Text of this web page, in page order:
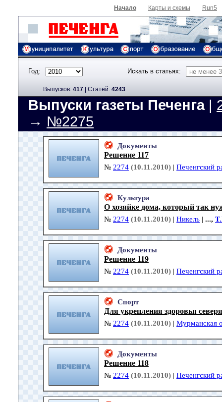
Начало Карты и схемы Run5
Год: Искать в статьях:
Выпусков: 417 | Cтатей: 4243
Выпуски газеты Печенга|
→ №2275
Документы
Решение 117
№ 2274 (10.11.2010) | Печенгский
Культура
О хозяйке дома, который так
№ 2274 (10.11.2010) | Никель | ...,
Документы
Решение 119
№ 2274 (10.11.2010) | Печенгский
Спорт
Для укрепления здоровья
№ 2274 (10.11.2010) | Мурманская
Документы
Решение 118
№ 2274 (10.11.2010) | Печенгский